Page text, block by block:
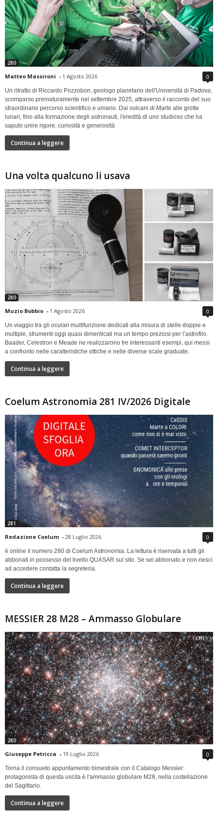
280
Matteo Massironi - 1 Agosto 2026 0
Un ritratto di Riccardo Pozzobon, geologo planetario dell'Università di Padova,
scomparso prematuramente nel settembre 2025, attraverso il racconto del suo
straordinario percorso scientifico e umano. Dai vulcani di Marte alle grotte
lunari, fino alla formazione degli astronauti, l'eredità di uno studioso che ha
saputo unire rigore, curiosità e generosità
Continua a leggere
Una volta qualcuno li usava
280
Muzio Bobbio - 1 Agosto 2026 0
Un viaggio tra gli oculari multifunzione dedicati alla misura di stelle doppie e
multiple, strumenti oggi quasi dimenticati ma un tempo preziosi per l’astrofilo.
Baader, Celestron e Meade ne realizzarono tre interessanti esempi, qui messi
a confronto nelle caratteristiche ottiche e nelle diverse scale graduate.
Continua a leggere
Coelum Astronomia 281 IV/2026 Digitale
281
Redazione Coelum - 28 Luglio 2026 0
è online il numero 280 di Coelum Astronomia. La lettura è riservata a tutti gli
abbonati in possesso del livello QUASAR sul sito. Se sei abbonato e non riesci
ad accedere contatta la segreteria.
Continua a leggere
MESSIER 28 M28 – Ammasso Globulare
280
Giuseppe Petricca - 19 Luglio 2026 0
Torna il consueto appuntamento bimestrale con il Catalogo Messier:
protagonista di questa uscita è l'ammasso globulare M28, nella costellazione
del Sagittario.
Continua a leggere